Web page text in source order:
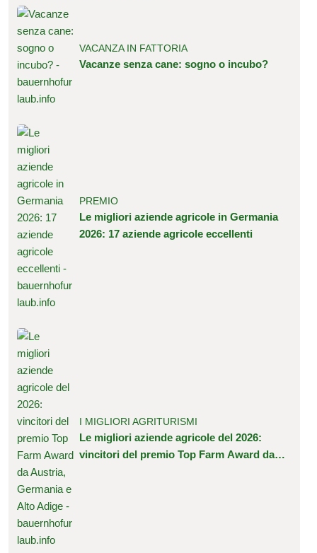
VACANZA IN FATTORIA
Vacanze senza cane: sogno o incubo?
PREMIO
Le migliori aziende agricole in Germania
2026: 17 aziende agricole eccellenti
I MIGLIORI AGRITURISMI
Le migliori aziende agricole del 2026:
vincitori del premio Top Farm Award da